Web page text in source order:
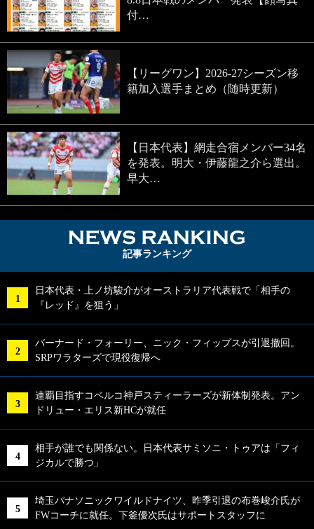
付…
【リーグワン】2026-27シーズン移
籍加入選手まとめ（随時更新）
【日本代表】網走合宿メンバー34名
を発表。明大・伊藤龍之介ら選出。
早大…
記事ランキング
日本代表・上ノ坊駿介がオーストラリア代表戦で「相手の
『レッド』を狙う」
バーナード・フォーリー、ニック・フィップスが引退撤回。
SRPワラターズで現役復帰へ
連覇目指すコベルコ神戸スティーラーズが新体制発表。アン
ドリュー・エリス新HCが就任
相手が誰でも関係ない。日本代表サミソニ・トゥアは「フィ
ジカルで勝つ」
埼玉パナソニックワイルドナイツ、昨季引退の布巻峻介氏が
FWコーチに就任。下釜優次氏はサポートスタッフに